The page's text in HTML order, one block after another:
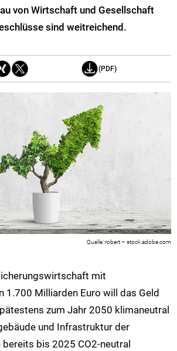
von Wirtschaft und Gesellschaft
sind weitreichend.
(PDF)
robert – stock.adobe.com
mit
1.700 Milliarden Euro will das Geld
zum Jahr 2050 klimaneutral
und Infrastruktur der
bis 2025 CO2-neutral